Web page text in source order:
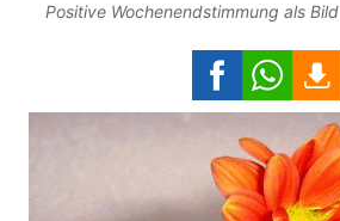
Positive Wochenendstimmung als